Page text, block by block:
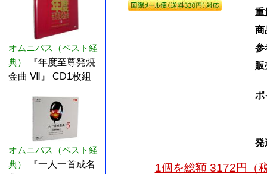
オムニバス（ベスト経
典）
『年度至尊発焼
金曲 Ⅶ』 CD1枚組
オムニバス（ベスト経
典）
『一人一首成名
重
商
参
販
ポ
発
1個を総額 3172円（